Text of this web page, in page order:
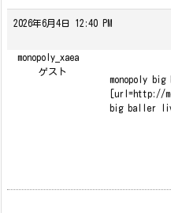
2026年6月4日 12:40 PM
monopoly_xaea
ゲスト
monopoly
[url=http://
big baller